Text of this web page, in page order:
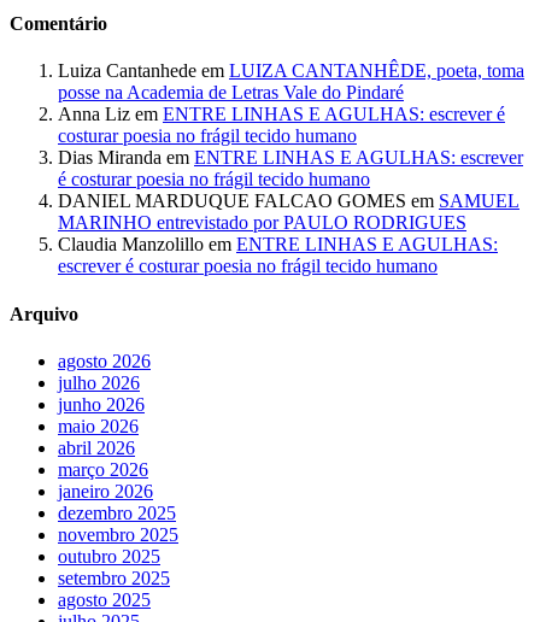
Comentário
Luiza Cantanhede em LUIZA CANTANHÊDE, poeta, toma
posse na Academia de Letras Vale do Pindaré
Anna Liz em ENTRE LINHAS E AGULHAS: escrever é
costurar poesia no frágil tecido humano
Dias Miranda em ENTRE LINHAS E AGULHAS: escrever
é costurar poesia no frágil tecido humano
DANIEL MARDUQUE FALCAO GOMES em SAMUEL
MARINHO entrevistado por PAULO RODRIGUES
Claudia Manzolillo em ENTRE LINHAS E AGULHAS:
escrever é costurar poesia no frágil tecido humano
Arquivo
agosto 2026
julho 2026
junho 2026
maio 2026
abril 2026
março 2026
janeiro 2026
dezembro 2025
novembro 2025
outubro 2025
setembro 2025
agosto 2025